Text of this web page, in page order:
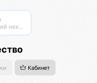
Политический нексус
Кабинет